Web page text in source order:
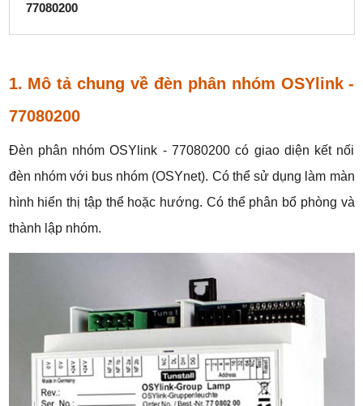
77080200
1. Mô tả chung về đèn phân nhóm OSYlink -
77080200
Đèn phân nhóm OSYlink - 77080200 có giao diện kết nối
đèn nhóm với bus nhóm (OSYnet). Có thể sử dụng làm màn
hình hiển thị tập thể hoặc hướng. Có thể phân bổ phòng và
thành lập nhóm.